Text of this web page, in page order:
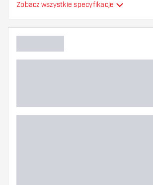
Główny kolor
Zobacz wszystkie specyfikacje